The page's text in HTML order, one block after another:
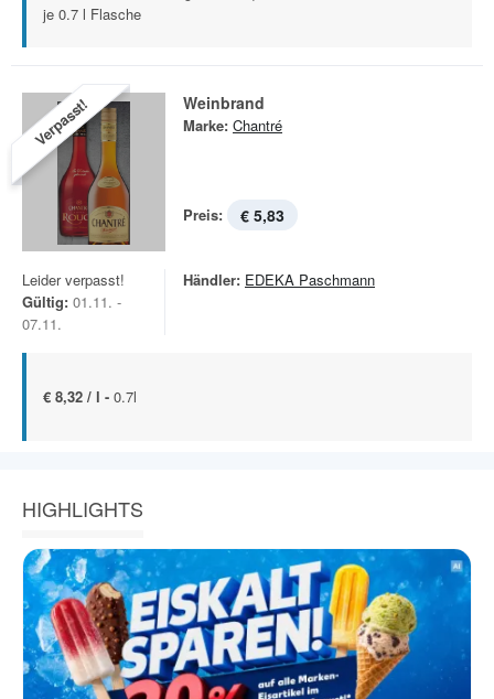
je 0.7 l Flasche
Verpasst! Weinbrand
Marke: Chantré
Preis: € 5,83
Leider verpasst!
Gültig: 01.11. -
07.11.
Händler: EDEKA Paschmann
€ 8,32 / l - 0.7l
HIGHLIGHTS